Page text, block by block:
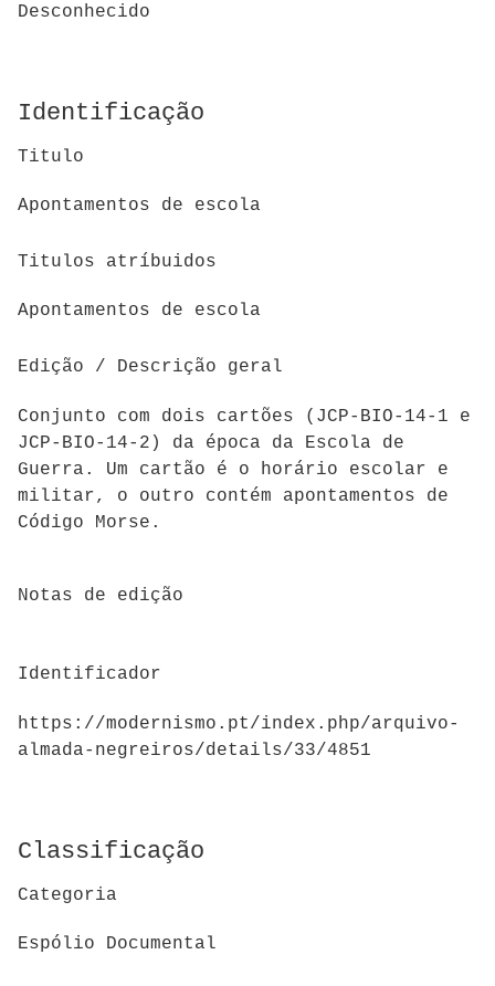
Desconhecido
Identificação
Titulo
Apontamentos de escola
Titulos atríbuidos
Apontamentos de escola
Edição / Descrição geral
Conjunto com dois cartões (JCP-BIO-14-1 e
JCP-BIO-14-2) da época da Escola de
Guerra.
Um cartão é o horário escolar e
militar, o outro contém apontamentos de
Código Morse.
Notas de edição
Identificador
https://modernismo.pt/index.php/arquivo-
almada-negreiros/details/33/4851
Classificação
Categoria
Espólio Documental